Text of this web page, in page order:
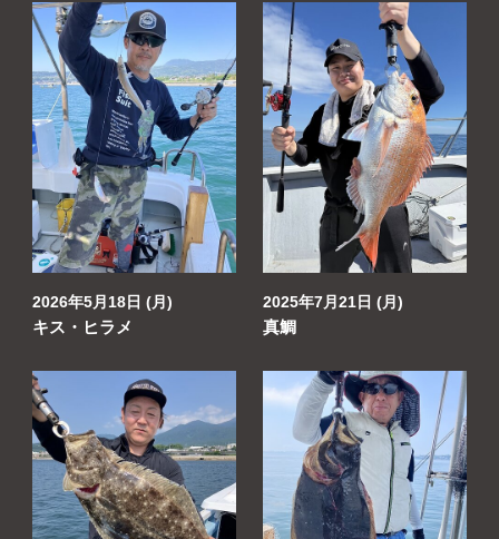
2026年5月18日 (月)
キス・ヒラメ
2025年7月21日 (月)
真鯛